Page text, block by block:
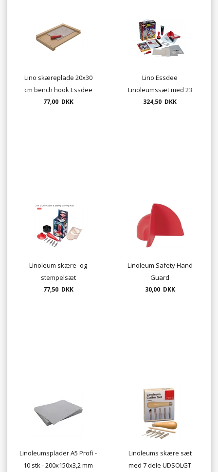
Lino skæreplade 20x30
cm bench hook Essdee
77,00 DKK
Lino Essdee
Linoleumssæt med 23
dele
324,50 DKK
Linoleum skære- og
stempelsæt
77,50 DKK
Linoleum Safety Hand
Guard
30,00 DKK
Linoleumsplader A5 Profi -
10 stk - 200x150x3,2 mm
Linoleums skære sæt
med 7 dele UDSOLGT